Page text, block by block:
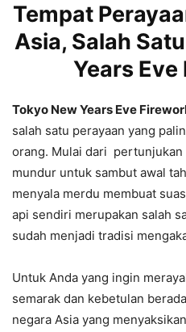
Tempat
Asia, Salah
Years
Tokyo New Years Eve
salah satu perayaan yang
orang. Mulai dari pertunjukan
mundur untuk sambut awal
menyala merdu membuat
api sendiri merupakan salah
sudah menjadi tradisi
Untuk Anda yang ingin
semarak dan kebetulan
negara Asia yang